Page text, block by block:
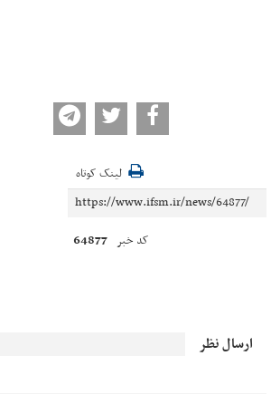
لینک کوتاه
کد خبر 64877
ارسال نظر